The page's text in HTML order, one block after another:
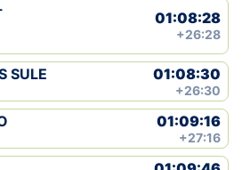
01:08:28
+26:28
SULE 01:08:30
+26:30
01:09:16
+27:16